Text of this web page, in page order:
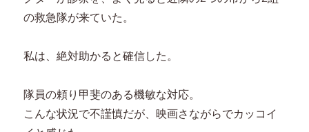
の救急隊が来ていた。
私は、絶対助かると確信した。
隊員の頼り甲斐のある機敏な対応。
こんな状況で不謹慎だが、映画さながらでカッコイ